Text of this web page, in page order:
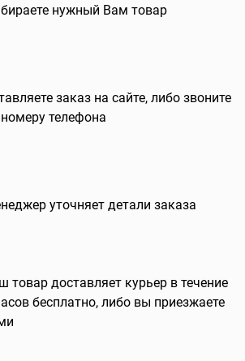
нужный Вам товар
заказ на сайте, либо звоните
телефона
уточняет детали заказа
товар доставляет курьер в течение
бесплатно, либо вы приезжаете